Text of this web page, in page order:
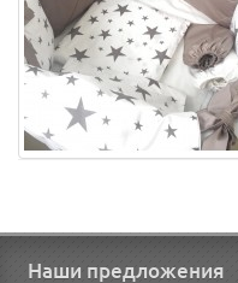
Наши предложения